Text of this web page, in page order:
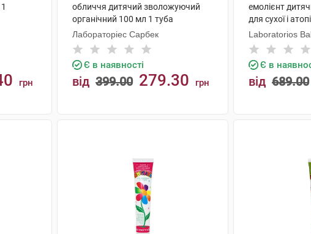
грн
обличчя дитячий зволожуючий
органічний 100 мл 1 туба
Лабораторіес Сарбек
Є в наявності
від 399.00 279.30 грн
емолієнт
для сухої і
туба
Laboratorios
Є в
від 689.00